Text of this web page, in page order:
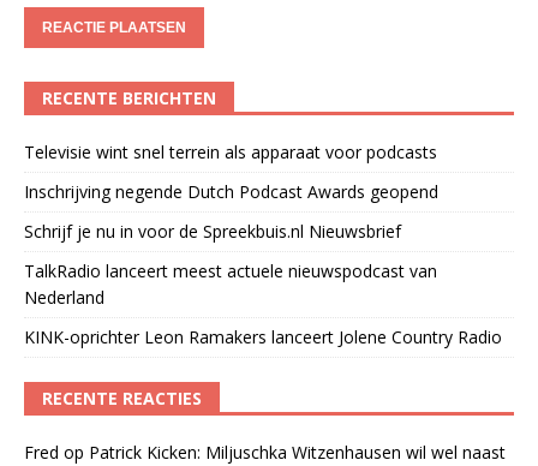
RECENTE BERICHTEN
Televisie wint snel terrein als apparaat voor podcasts
Inschrijving negende Dutch Podcast Awards geopend
Schrijf je nu in voor de Spreekbuis.nl Nieuwsbrief
TalkRadio lanceert meest actuele nieuwspodcast van
Nederland
KINK-oprichter Leon Ramakers lanceert Jolene Country Radio
RECENTE REACTIES
Fred op Patrick Kicken: Miljuschka Witzenhausen wil wel naast